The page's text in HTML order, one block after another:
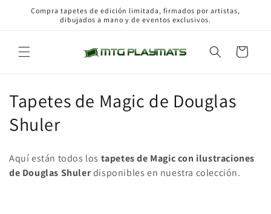
directamente
al contenido
Compra tapetes de edición limitada, firmados por artistas,
dibujados a mano y de eventos exclusivos.
Carrito
C
o
e
Tapetes de Magic de Douglas
Shuler
Aquí están todos los tapetes de Magic con ilustraciones
de Douglas Shulerdisponibles en nuestra colección.